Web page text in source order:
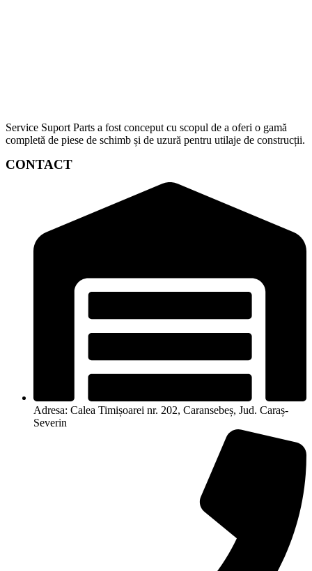
Service Suport Parts a fost conceput cu scopul de a oferi o gamă
completă de piese de schimb și de uzură pentru utilaje de construcții.
CONTACT
Adresa: Calea Timișoarei nr. 202, Caransebeș, Jud. Caraș-
Severin